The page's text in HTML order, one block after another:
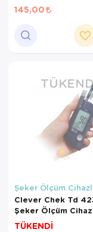
Ortopedi Ürünleri
Ortopedi Ürünleri
Ortopedi Ürünleri
Ortopedi Ürünleri
Ortopedi Ürünleri
Sarf Malzemeleri
Sarf Malzemeleri
145,00
Şeker Ölçüm
Clever Chek Td
Şeker Ölçüm
TÜKENDİ